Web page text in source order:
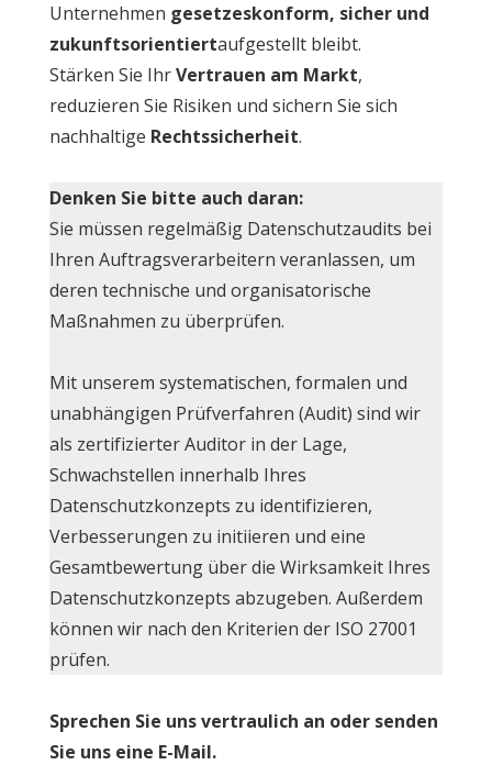
Unternehmen gesetzeskonform, sicher und
zukunftsorientiertaufgestellt bleibt.
Stärken Sie IhrVertrauen am Markt,
reduzieren Sie Risiken und sichern Sie sich
nachhaltige Rechtssicherheit.
Denken Sie bitte auch daran:
Sie müssen regelmäßig Datenschutzaudits bei
Ihren Auftragsverarbeitern veranlassen, um
deren technische und organisatorische
Maßnahmen zu überprüfen.
Mit unserem systematischen, formalen und
unabhängigen Prüfverfahren (Audit) sind wir
als zertifizierter Auditor in der Lage,
Schwachstellen innerhalb Ihres
Datenschutzkonzepts zu identifizieren,
Verbesserungen zu initiieren und eine
Gesamtbewertung über die Wirksamkeit Ihres
Datenschutzkonzepts abzugeben. Außerdem
können wir nach den Kriterien der ISO 27001
prüfen.
Sprechen Sie uns vertraulich an oder senden
Sie uns eine E-Mail.